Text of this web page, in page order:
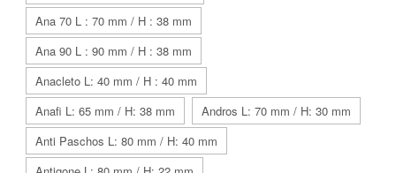
Ana 70 L : 70 mm / H : 38 mm
Ana 90 L : 90 mm / H : 38 mm
Anacleto L: 40 mm / H : 40 mm
Anafi L: 65 mm / H: 38 mm
Andros L: 70 mm / H: 30 mm
Anti Paschos L: 80 mm / H: 40 mm